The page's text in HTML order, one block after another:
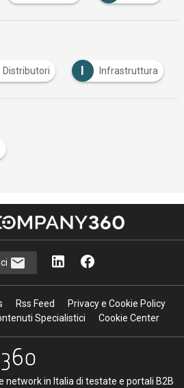
Distributori I Infrastruttura
Rss Feed
Privacy e Cookie Policy
Specialistici
Cookie Center
network in Italia di testate e portali B2B